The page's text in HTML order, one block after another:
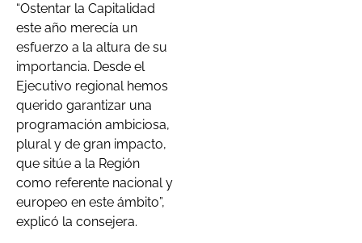
“Ostentar la Capitalidad
este año merecía un
esfuerzo a la altura de su
importancia. Desde el
Ejecutivo regional hemos
querido garantizar una
programación ambiciosa,
plural y de gran impacto,
que sitúe a la Región
como referente nacional y
europeo en este ámbito”,
explicó la consejera.